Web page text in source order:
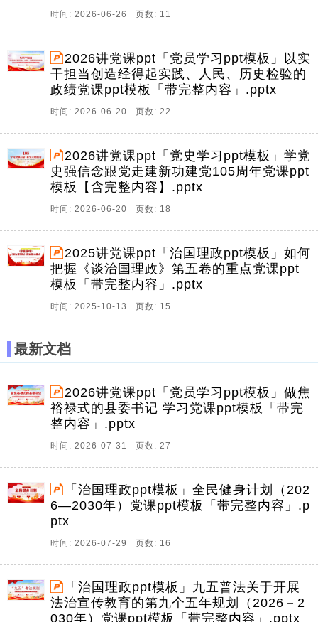
时间: 2026-06-26 页数: 11
2026讲党课ppt「党员学习ppt模板」以实
干担当创造经得起实践、人民、历史检验的
政绩党课ppt模板「带完整内容」.pptx
时间: 2026-06-20 页数: 22
2026讲党课ppt「党史学习ppt模板」学党
史强信念跟党走建新功建党105周年党课ppt
模板【含完整内容】.pptx
时间: 2026-06-20 页数: 18
2025讲党课ppt「治国理政ppt模板」如何
把握《谈治国理政》第五卷的重点党课ppt
模板「带完整内容」.pptx
时间: 2025-10-13 页数: 15
最新文档
2026讲党课ppt「党员学习ppt模板」做焦
裕禄式的县委书记 学习党课ppt模板「带完
整内容」.pptx
时间: 2026-07-31 页数: 27
「治国理政ppt模板」全民健身计划（202
6—2030年）党课ppt模板「带完整内容」.p
ptx
时间: 2026-07-29 页数: 16
「治国理政ppt模板」九五普法关于开展
法治宣传教育的第九个五年规划（2026－2
030年）党课ppt模板「带完整内容」.pptx